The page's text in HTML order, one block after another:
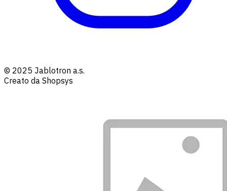
© 2025 Jablotron a.s.
Creato da Shopsys